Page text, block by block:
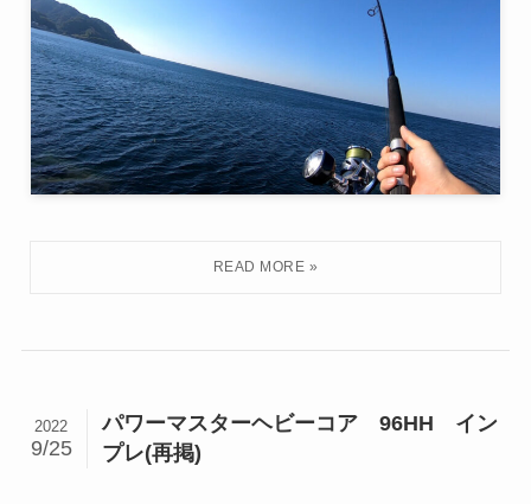
パワーマスターヘビーコア 96HH イン
プレ(再掲)
2022
9/25